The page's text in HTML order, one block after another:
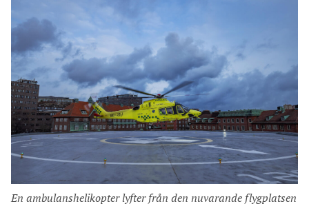
En ambulanshelikopter lyfter från den nuvarande flygplatsen